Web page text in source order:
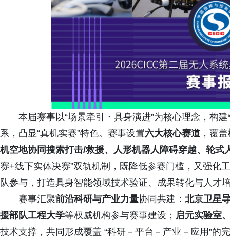
本届赛事以“场景牵引・具身演进”为核心理念，构建
系，凸显“真机实赛”特色。赛事设置六大核心赛道 ，覆盖
机空地协同搜索打击/救援、人形机器人障碍穿越、轮式
赛+线下实体决赛”双轨机制，既降低参赛门槛，又强化
队参与，打造具身智能领域技术验证、成果转化与人才
赛事汇聚前沿科研与产业力量协同共建： 北京卫星
援部队工程大学等权威机构参与赛事建设； 启元实验室
技术支撑，共同形成覆盖 “科研－平台－产业－应用”的